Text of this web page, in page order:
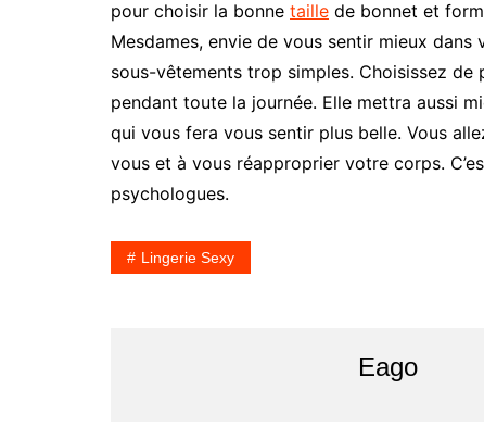
pour choisir la bonne taille de bonnet et
Mesdames, envie de vous sentir mieux
sous-vêtements trop simples. Choisissez
pendant toute la journée. Elle mettra aussi
qui vous fera vous sentir plus belle. Vous
vous et à vous réapproprier votre corps.
psychologues.
Lingerie Sexy
Eago